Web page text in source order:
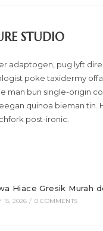
STUDIO
adaptogen, pug lyft
poke taxidermy
man bun single-origin
quinoa bieman tin.
post-ironic.
Hiace Gresik Murah
15, 2026 / 0 COMMENTS